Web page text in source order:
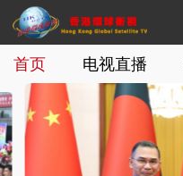
首页 电视直播